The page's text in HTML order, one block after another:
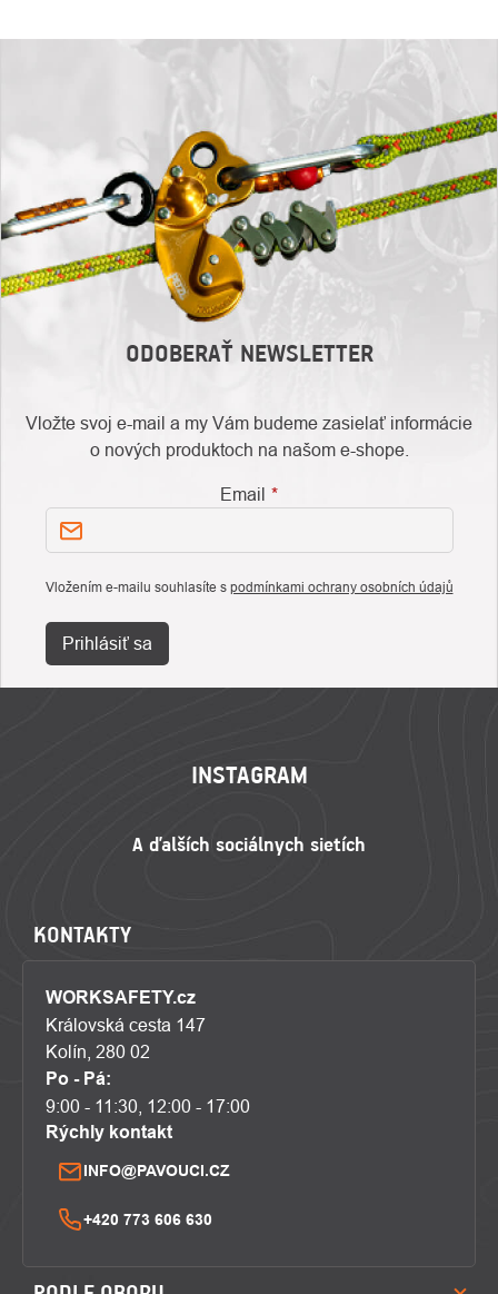
ODOBERAŤ NEWSLETTER
Vložte svoj e-mail a my Vám budeme zasielať informácie
o nových produktoch na našom e-shope.
Email
Vložením e-mailu souhlasíte s podmínkami ochrany osobních údajů
Prihlásiť sa
INSTAGRAM
KONTAKTY
WORKSAFETY.cz
Královská cesta 147
Kolín, 280 02
Po - Pá:
9:00 - 11:30, 12:00 - 17:00
Rýchly kontakt
INFO@PAVOUCI.CZ
+420 773 606 630